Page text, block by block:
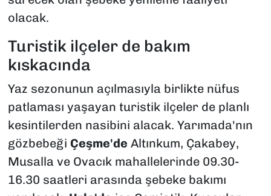
olacak.
Turistik ilçeler de bakım
kıskacında
Yaz sezonunun açılmasıyla birlikte nüfus
patlaması yaşayan turistik ilçeler de planlı
kesintilerden nasibini alacak. Yarımada'nın
gözbebeği Çeşme'de Altınkum, Çakabey,
Musalla ve Ovacık mahallelerinde 09.30-
16.30 saatleri arasında şebeke bakımı